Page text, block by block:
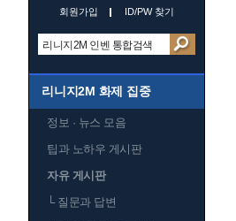
회원가입 ID/PW 찾기
리니지2M 화제 집중
정보 · 뉴스 모음
팁과 노하우 게시판
자유 게시판
└질문과 답변